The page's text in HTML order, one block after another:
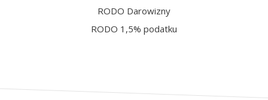
RODO Darowizny
RODO 1,5% podatku